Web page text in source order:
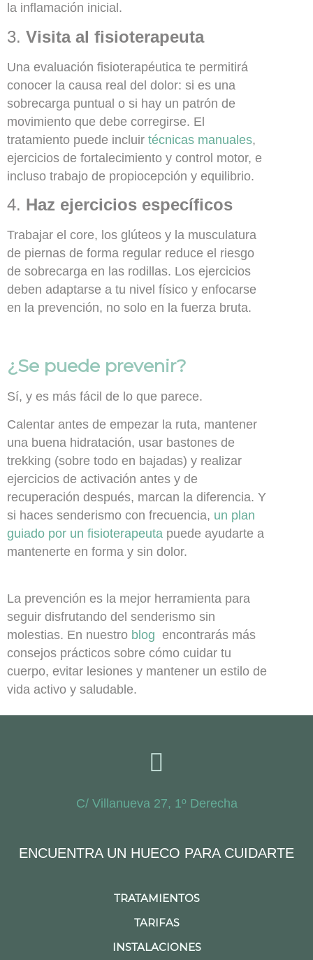
la inflamación inicial.
3. Visita al fisioterapeuta
Una evaluación fisioterapéutica te permitirá
conocer la causa real del dolor: si es una
sobrecarga puntual o si hay un patrón de
movimiento que debe corregirse. El
tratamiento puede incluir técnicas manuales,
ejercicios de fortalecimiento y control motor, e
incluso trabajo de propiocepción y equilibrio.
4. Haz ejercicios específicos
Trabajar el core, los glúteos y la musculatura
de piernas de forma regular reduce el riesgo
de sobrecarga en las rodillas. Los ejercicios
deben adaptarse a tu nivel físico y enfocarse
en la prevención, no solo en la fuerza bruta.
¿Se puede prevenir?
Sí, y es más fácil de lo que parece.
Calentar antes de empezar la ruta, mantener
una buena hidratación, usar bastones de
trekking (sobre todo en bajadas) y realizar
ejercicios de activación antes y de
recuperación después, marcan la diferencia. Y
si haces senderismo con frecuencia, un plan
guiado por un fisioterapeuta puede ayudarte a
mantenerte en forma y sin dolor.
La prevención es la mejor herramienta para
seguir disfrutando del senderismo sin
molestias. En nuestro blog encontrarás más
consejos prácticos sobre cómo cuidar tu
cuerpo, evitar lesiones y mantener un estilo de
vida activo y saludable.
C/ Villanueva 27, 1º Derecha
ENCUENTRA UN HUECO PARA CUIDARTE
TRATAMIENTOS
TARIFAS
INSTALACIONES